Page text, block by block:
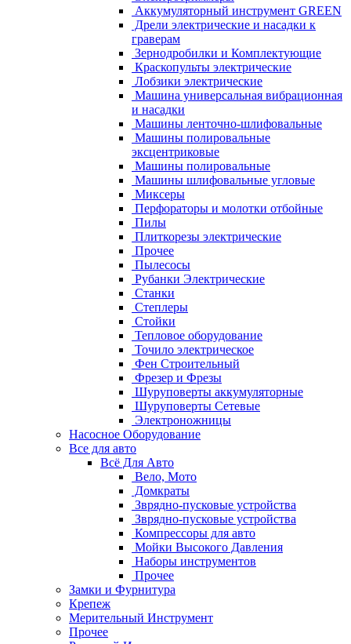
Аккумуляторный инструмент GREEN
Дрели электрические и насадки к
граверам
Зернодробилки и Комплектующие
Краскопульты электрические
Лобзики электрические
Машина универсальная вибрационная
и насадки
Машины ленточно-шлифовальные
Машины полировальные
эксцентриковые
Машины полировальные
Машины шлифовальные угловые
Миксеры
Перфораторы и молотки отбойные
Пилы
Плиткорезы электрические
Прочее
Пылесосы
Рубанки Электрические
Станки
Степлеры
Стойки
Тепловое оборудование
Точило электрическое
Фен Строительный
Фрезер и Фрезы
Шуруповерты аккумуляторные
Шуруповерты Сетевые
Электроножницы
Насосное Оборудование
Все для авто
Всё Для Авто
Вело, Мото
Домкраты
Зврядно-пусковые устройства
Зврядно-пусковые устройства
Компрессоры для авто
Мойки Высокого Давления
Наборы инструментов
Прочее
Замки и Фурнитура
Крепеж
Мерительный Инструмент
Прочее